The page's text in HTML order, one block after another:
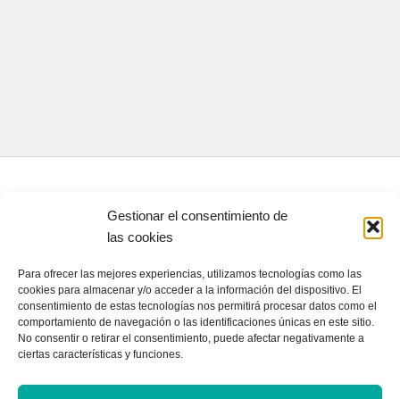
Gestionar el consentimiento de
las cookies
Para ofrecer las mejores experiencias, utilizamos tecnologías como las
cookies para almacenar y/o acceder a la información del dispositivo. El
consentimiento de estas tecnologías nos permitirá procesar datos como el
comportamiento de navegación o las identificaciones únicas en este sitio.
No consentir o retirar el consentimiento, puede afectar negativamente a
ciertas características y funciones.
QUIENES SOMOS
Quienes somos